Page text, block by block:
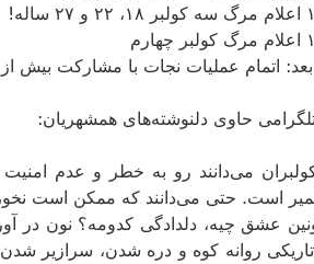
اتمام عملیات نجات با مشارکت بیش از ۴۰۰ نفر از همشهریان!
تلگرامی حاوی دلنوشته‌های همشهریان:
می‌دانند رو به خطر و عدم امنیت
است. حتی می‌دانند که ممکن است
عشق چیه، دلدادگی کدومه؟ نون در
روانه کوه و دره شدن، سرازیر